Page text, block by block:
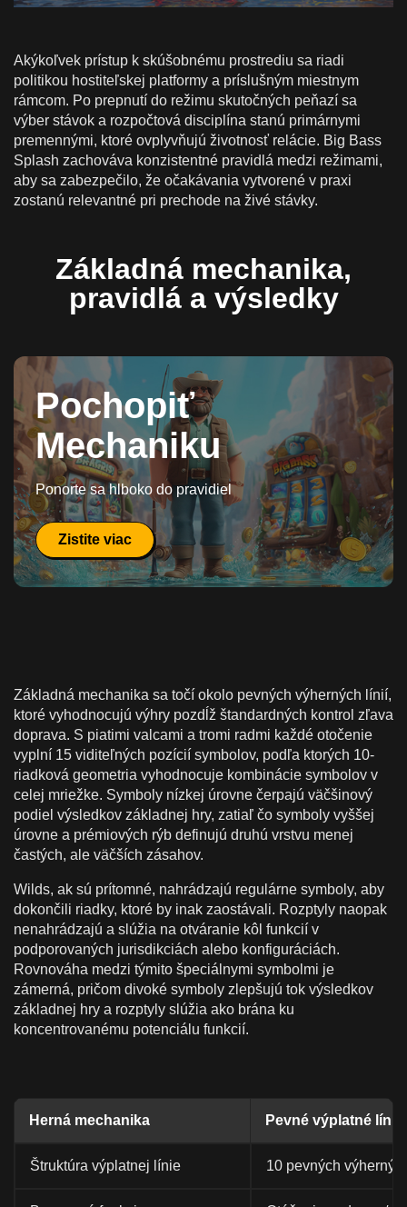
Akýkoľvek prístup k skúšobnému prostrediu sa riadi
politikou hostiteľskej platformy a príslušným miestnym
rámcom. Po prepnutí do režimu skutočných peňazí sa
výber stávok a rozpočtová disciplína stanú primárnymi
premennými, ktoré ovplyvňujú životnosť relácie. Big Bass
Splash zachováva konzistentné pravidlá medzi režimami,
aby sa zabezpečilo, že očakávania vytvorené v praxi
zostanú relevantné pri prechode na živé stávky.
Základná mechanika,
pravidlá a výsledky
Pochopiť
Mechaniku
Ponorte sa hlboko do pravidiel
Zistite viac
Základná mechanika sa točí okolo pevných výherných línií,
ktoré vyhodnocujú výhry pozdĺž štandardných kontrol zľava
doprava. S piatimi valcami a tromi radmi každé otočenie
vyplní 15 viditeľných pozícií symbolov, podľa ktorých 10-
riadková geometria vyhodnocuje kombinácie symbolov v
celej mriežke. Symboly nízkej úrovne čerpajú väčšinový
podiel výsledkov základnej hry, zatiaľ čo symboly vyššej
úrovne a prémiových rýb definujú druhú vrstvu menej
častých, ale väčších zásahov.
Wilds, ak sú prítomné, nahrádzajú regulárne symboly, aby
dokončili riadky, ktoré by inak zaostávali. Rozptyly naopak
nenahrádzajú a slúžia na otváranie kôl funkcií v
podporovaných jurisdikciách alebo konfiguráciách.
Rovnováha medzi týmito špeciálnymi symbolmi je
zámerná, pričom divoké symboly zlepšujú tok výsledkov
základnej hry a rozptyly slúžia ako brána ku
koncentrovanému potenciálu funkcií.
Herná mechanika Pevné výplatné
Štruktúra výplatnej línie 10 pevných